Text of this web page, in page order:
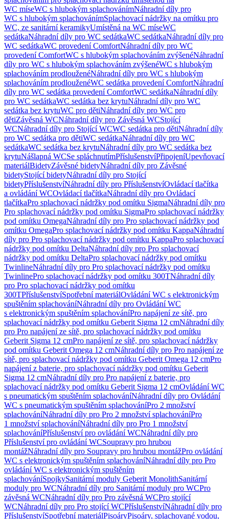
WC míseWC s hlubokým splachovánímNáhradní díly pro
WC s hlubokým splachovánímSplachovací nádržky na omítku pro
WC, ze sanitární keramikyUmístěná na WC míseWC
sedátkaNáhradní díly pro WC sedátkaWC sedátkaNáhradní díly pro
WC sedátkaWC provedení ComfortNáhradní díly pro WC
provedení ComfortWC s hlubokým splachováním zvýšenéNáhradní
díly pro WC s hlubokým splachováním zvýšenéWC s hlubokým
splachováním prodlouženéNáhradní díly pro WC s hlubokým
splachováním prodlouženéWC sedátka provedení ComfortNáhradní
díly pro WC sedátka provedení ComfortWC sedátkaNáhradní díly
pro WC sedátkaWC sedátka bez krytuNáhradní díly pro WC
sedátka bez krytuWC pro dětiNáhradní díly pro WC pro
dětiZávěsná WCNáhradní díly pro Závěsná WCStojící
WCNáhradní díly pro Stojící WCWC sedátka pro dětiNáhradní díly
pro WC sedátka pro dětiWC sedátkaNáhradní díly pro WC
sedátkaWC sedátka bez krytuNáhradní díly pro WC sedátka bez
krytuNášlapná WCSe spláchnutímPříslušenstvíPřipojeníUpevňovací
materiálBidetyZávěsné bidetyNáhradní díly pro Závěsné
bidetyStojící bidetyNáhradní díly pro Stojící
bidetyPříslušenstvíNáhradní díly pro PříslušenstvíOvládací tlačítka
a ovládání WCOvládací tlačítkaNáhradní díly pro Ovládací
tlačítkaPro splachovací nádržky pod omítku SigmaNáhradní díly pro
Pro splachovací nádržky pod omítku SigmaPro splachovací nádržky
pod omítku OmegaNáhradní díly pro Pro splachovací nádržky pod
omítku OmegaPro splachovací nádržky pod omítku KappaNáhradní
díly pro Pro splachovací nádržky pod omítku KappaPro splachovací
nádržky pod omítku DeltaNáhradní díly pro Pro splachovací
nádržky pod omítku DeltaPro splachovací nádržky pod omítku
TwinlineNáhradní díly pro Pro splachovací nádržky pod omítku
TwinlinePro splachovací nádržky pod omítku 300TNáhradní díly
pro Pro splachovací nádržky pod omítku
300TPříslušenstvíSpotřební materiálOvládání WC s elektronickým
spuštěním splachováníNáhradní díly pro Ovládání WC
s elektronickým spuštěním splachováníPro napájení ze sítě, pro
splachovací nádržky pod omítku Geberit Sigma 12 cmNáhradní díly
pro Pro napájení ze sítě, pro splachovací nádržky pod omítku
Geberit Sigma 12 cmPro napájení ze sítě, pro splachovací nádržky
pod omítku Geberit Omega 12 cmNáhradní díly pro Pro napájení ze
sítě, pro splachovací nádržky pod omítku Geberit Omega 12 cmPro
napájení z baterie, pro splachovací nádržky pod omítku Geberit
Sigma 12 cmNáhradní díly pro Pro napájení z baterie, pro
splachovací nádržky pod omítku Geberit Sigma 12 cmOvládání WC
s pneumatickým spuštěním splachováníNáhradní díly pro Ovládání
WC s pneumatickým spuštěním splachováníPro 2 množství
splachováníNáhradní díly pro Pro 2 množství splachováníPro
1 množství splachováníNáhradní díly pro Pro 1 množství
splachováníPříslušenství pro ovládání WCNáhradní díly pro
Příslušenství pro ovládání WCSoupravy pro hrubou
montážNáhradní díly pro Soupravy pro hrubou montážPro ovládání
WC s elektronickým spuštěním splachováníNáhradní díly pro Pro
ovládání WC s elektronickým spuštěním
splachováníSpojkySanitární moduly Geberit MonolithSanitární
moduly pro WCNáhradní díly pro Sanitární moduly pro WCPro
závěsná WCNáhradní díly pro Pro závěsná WCPro stojící
WCNáhradní díly pro Pro stojící WCPříslušenstvíNáhradní díly pro
PříslušenstvíSpotřební materiálPisoáryPisoáry, splachované vodou,